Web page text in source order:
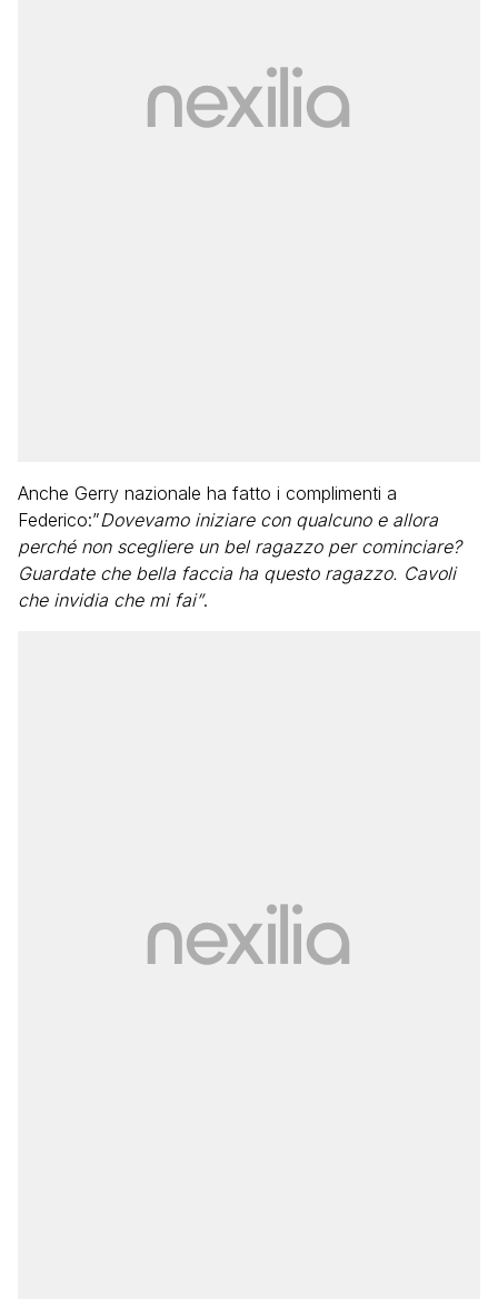
Anche Gerry nazionale ha fatto i complimenti a
Federico:”Dovevamo iniziare con qualcuno e allora
perché non scegliere un bel ragazzo per cominciare?
Guardate che bella faccia ha questo ragazzo. Cavoli
che invidia che mi fai”.